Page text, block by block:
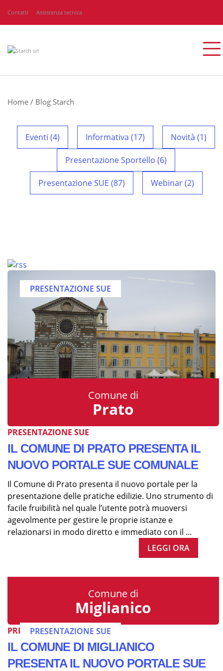
Contatti Assistenza tecnica
Home / Blog Starch
Eventi (4) Informativa (17) Novità (1)
Presentazione Sportello (6)
Presentazione SUE (87) Webinar (2)
PRESENTAZIONE SUE
Comune di
Prato
PRESENTAZIONE SUE
IL COMUNE DI PRATO PRESENTA IL
NUOVO PORTALE SUE COMUNALE
Il Comune di Prato presenta il nuovo portale per la
presentazione delle pratiche edilizie. Uno strumento di
facile fruibilità nel quale l’utente potrà muoversi
agevolmente per gestire le proprie istanze e
relazionarsi in modo diretto e immediato con il ...
LEGGI ORA
PRESENTAZIONE SUE
Comune di
Miglianico
PRESENTAZIONE SUE
IL COMUNE DI MIGLIANICO
PRESENTA IL NUOVO PORTALE SUE